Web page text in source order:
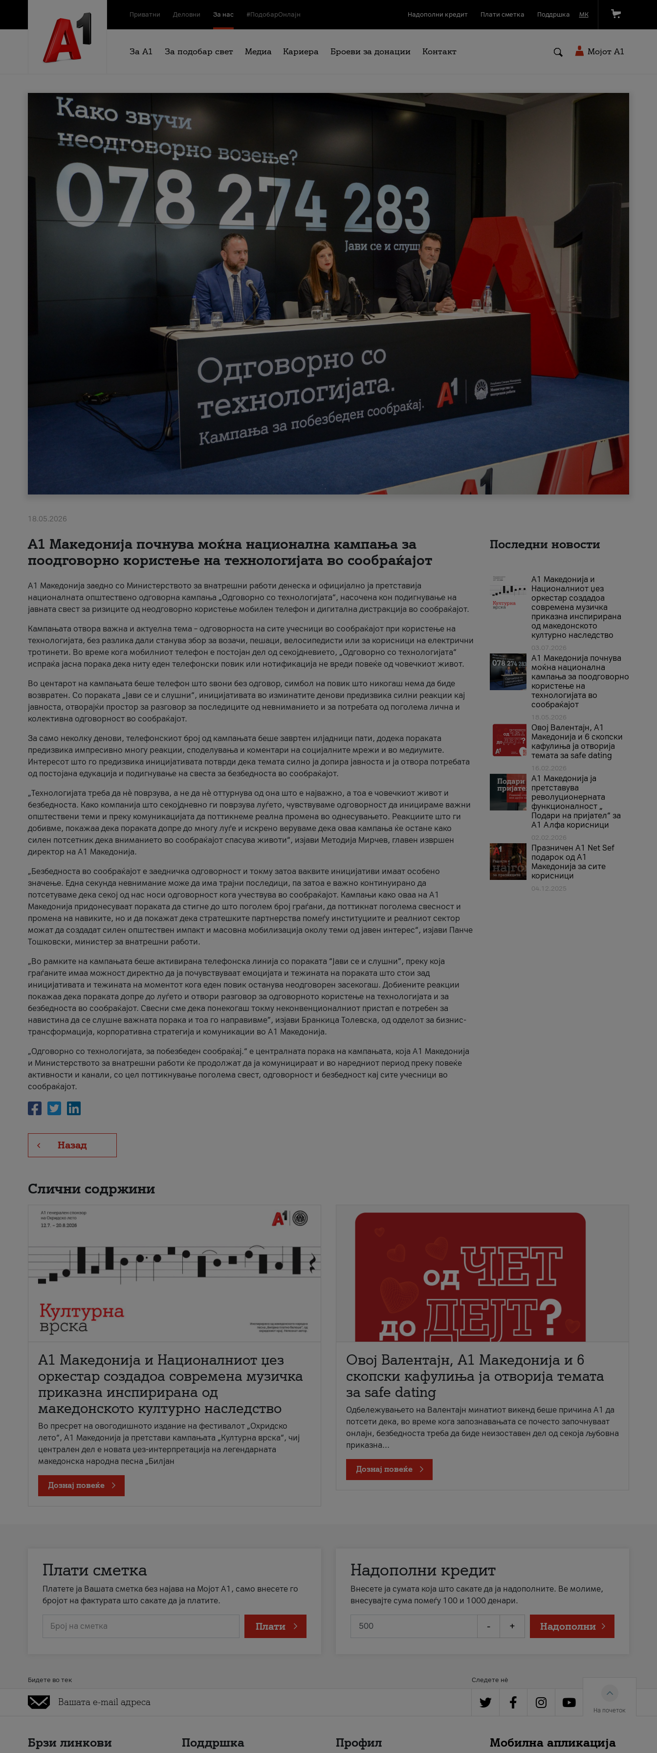
Приватни Деловни За нас #ПодобарОнлајн Надополни кредит Плати сметка Поддршка МК
За А1 За подобар свет Медиа Кариера Броеви за донации Контакт Мојот A1
18.05.2026
A1 Македонија почнува моќна национална кампања за
поодговорно користење на технологијата во сообраќајот
A1 Македонија заедно со Министерството за внатрешни работи денеска и официјално ја претставија
националната општествено одговорна кампања „Одговорно со технологијата“, насочена кон подигнување на
јавната свест за ризиците од неодговорно користење мобилен телефон и дигитална дистракција во сообраќајот.
Кампањата отвора важна и актуелна тема – одговорноста на сите учесници во сообраќајот при користење на
технологијата, без разлика дали станува збор за возачи, пешаци, велосипедисти или за корисници на електрични
тротинети. Во време кога мобилниот телефон е постојан дел од секојдневието, „Одговорно со технологијата“
испраќа јасна порака дека ниту еден телефонски повик или нотификација не вреди повеќе од човечкиот живот.
Во центарот на кампањата беше телефон што ѕвони без одговор, симбол на повик што никогаш нема да биде
возвратен. Со пораката „Јави се и слушни“, иницијативата во изминатите денови предизвика силни реакции кај
јавноста, отворајќи простор за разговор за последиците од невниманието и за потребата од поголема лична и
колективна одговорност во сообраќајот.
За само неколку денови, телефонскиот број од кампањата беше завртен илјадници пати, додека пораката
предизвика импресивно многу реакции, споделувања и коментари на социјалните мрежи и во медиумите.
Интересот што го предизвика иницијативата потврди дека темата силно ја допира јавноста и ја отвора потребата
од постојана едукација и подигнување на свеста за безбедноста во сообраќајот.
„Технологијата треба да нè поврзува, а не да нè оттурнува од она што е најважно, а тоа е човечкиот живот и
безбедноста. Како компанија што секојдневно ги поврзува луѓето, чувствуваме одговорност да иницираме важни
општествени теми и преку комуникацијата да поттикнеме реална промена во однесувањето. Реакциите што ги
добивме, покажаа дека пораката допре до многу луѓе и искрено веруваме дека оваа кампања ќе остане како
силен потсетник дека вниманието во сообраќајот спасува животи“, изјави Методија Мирчев, главен извршен
директор на А1 Македонија.
„Безбедноста во сообраќајот е заедничка одговорност и токму затоа ваквите иницијативи имаат особено
значење. Една секунда невнимание може да има трајни последици, па затоа е важно континуирано да
потсетуваме дека секој од нас носи одговорност кога учествува во сообраќајот. Кампањи како оваа на A1
Македонија придонесуваат пораката да стигне до што поголем број граѓани, да поттикнат поголема свесност и
промена на навиките, но и да покажат дека стратешките партнерства помеѓу институциите и реалниот сектор
можат да создадат силен општествен импакт и масовна мобилизација околу теми од јавен интерес“, изјави Панче
Тошковски, министер за внатрешни работи.
„Во рамките на кампањата беше активирана телефонска линија со пораката “Јави се и слушни”, преку која
граѓаните имаа можност директно да ја почувствуваат емоцијата и тежината на пораката што стои зад
иницијативата и тежината на моментот кога еден повик останува неодговорен засекогаш. Добиените реакции
покажаа дека пораката допре до луѓето и отвори разговор за одговорното користење на технологијата и за
безбедноста во сообраќајот. Свесни сме дека понекогаш токму неконвенционалниот пристап е потребен за
навистина да се слушне важната порака и тоа го направивме”, изјави Бранкица Толевска, од одделот за бизнис-
трансформација, корпоративна стратегија и комуникации во А1 Македонија.
„Одговорно со технологијата, за побезбеден сообраќај.“ е централната порака на кампањата, која A1 Македонија
и Министерството за внатрешни работи ќе продолжат да ја комуницираат и во наредниот период преку повеќе
активности и канали, со цел поттикнување поголема свест, одговорност и безбедност кај сите учесници во
сообраќајот.
Назад
Последни новости
А1 Македонија и
Националниот џез
оркестар создадоа
современа музичка
приказна инспирирана
од македонското
културно наследство
03.07.2026
A1 Македонија почнува
моќна национална
кампања за поодговорно
користење на
технологијата во
сообраќајот
18.05.2026
Овој Валентајн, A1
Македонија и 6 скопски
кафулиња ја отворија
темата за safe dating
16.02.2026
А1 Македонија ја
претставува
револуционерната
функционалност „
Подари на пријател“ за
А1 Алфа корисници
02.02.2026
Празничен A1 Net Sеf
подарок од А1
Македонија за сите
корисници
04.12.2025
Слични содржини
А1 Македонија и Националниот џез
оркестар создадоа современа музичка
приказна инспирирана од
македонското културно наследство
Во пресрет на овогодишното издание на фестивалот „Охридско
лето“, А1 Македонија ја претстави кампањата „Културна врска“, чиј
централен дел е новата џез-интерпретација на легендарната
македонска народна песна „Билјан
Дознај повеќе
Овој Валентајн, A1 Македонија и 6
скопски кафулиња ја отворија темата
за safe dating
Одбележувањето на Валентајн минатиот викенд беше причина А1 да
потсети дека, во време кога запознавањата се почесто започнуваат
онлајн, безбедноста треба да биде неизоставен дел од секоја љубовна
приказна...
Дознај повеќе
Плати сметка
Платете ја Вашата сметка без најава на Мојот А1, само внесете го
бројот на фактурата што сакате да ја платите.
Број на сметка Плати
Надополни кредит
Внесете ја сумата која што сакате да ја надополните. Ве молиме,
внесувајте сума помеѓу 100 и 1000 денари.
- + Надополни
Бидете во тек Следете нè
На почеток
Брзи линкови Поддршка Профил Мобилна апликација